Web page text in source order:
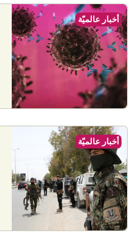
أخبار عالميّة
أخبار عالميّة